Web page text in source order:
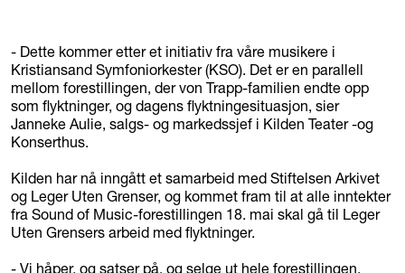
- Dette kommer etter et initiativ fra våre musikere i
Kristiansand Symfoniorkester (KSO). Det er en parallell
mellom forestillingen, der von Trapp-familien endte opp
som flyktninger, og dagens flyktningesituasjon, sier
Janneke Aulie, salgs- og markedssjef i Kilden Teater -og
Konserthus.
Kilden har nå inngått et samarbeid med Stiftelsen Arkivet
og Leger Uten Grenser, og kommet fram til at alle inntekter
fra Sound of Music-forestillingen 18. mai skal gå til Leger
Uten Grensers arbeid med flyktninger.
- Vi håper, og satser på, og selge ut hele forestillingen.